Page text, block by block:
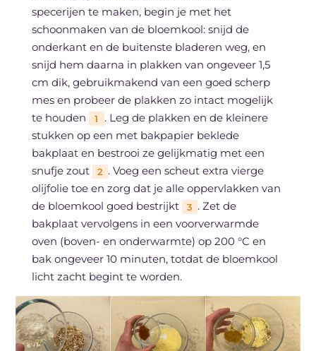
specerijen te maken, begin je met het
schoonmaken van de bloemkool: snijd de
onderkant en de buitenste bladeren weg, en
snijd hem daarna in plakken van ongeveer 1,5
cm dik, gebruikmakend van een goed scherp
mes en probeer de plakken zo intact mogelijk
te houden
1
. Leg de plakken en de kleinere
stukken op een met bakpapier beklede
bakplaat en bestrooi ze gelijkmatig met een
snufje zout
2 . Voeg een scheut extra vierge
olijfolie toe en zorg dat je alle oppervlakken van
de bloemkool goed bestrijkt
3 . Zet de
bakplaat vervolgens in een voorverwarmde
oven (boven- en onderwarmte) op 200 °C en
bak ongeveer 10 minuten, totdat de bloemkool
licht zacht begint te worden.